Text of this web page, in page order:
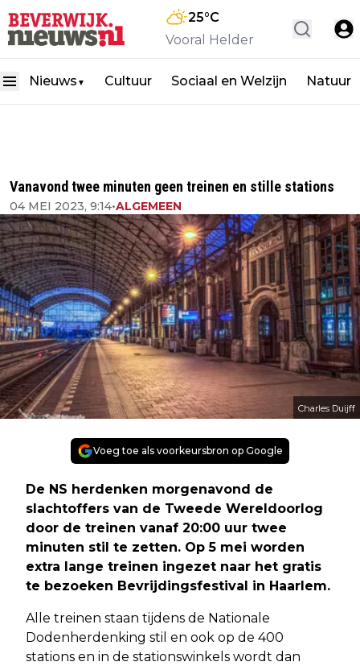
25°C
Vooral Helder
Nieuws ▼ Cultuur Sociaal en Welzijn Natuur
Vanavond twee minuten geen treinen en stille stations
04 MEI 2023, 9:14•ALGEMEEN
Charles Duijff
Voeg toe als voorkeursbron op Google
De NS herdenken morgenavond de
slachtoffers van de Tweede Wereldoorlog
door de treinen vanaf 20:00 uur twee
minuten stil te zetten. Op 5 mei worden
extra lange treinen ingezet naar het gratis
te bezoeken Bevrijdingsfestival in Haarlem.
Alle treinen staan tijdens de Nationale
Dodenherdenking stil en ook op de 400
stations en in de stationswinkels wordt dan